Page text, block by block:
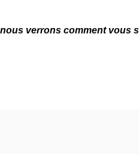
verrons comment vous